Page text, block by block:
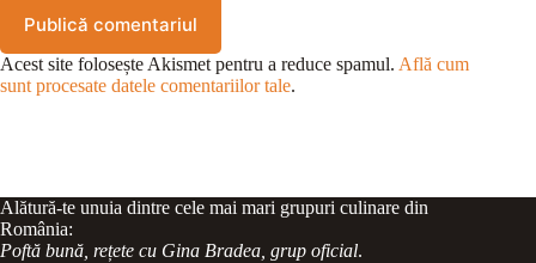
Publică comentariul
Acest site folosește Akismet pentru a reduce spamul. Află cum
sunt procesate datele comentariilor tale.
Alătură-te unuia dintre cele mai mari grupuri culinare din
România:
Poftă bună, rețete cu Gina Bradea, grup oficial.